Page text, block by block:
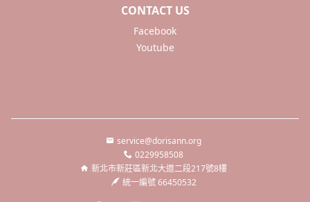
CONTACT US
Facebook
Youtube
service@dorisann.org
0229958508
新北市新莊區新北大道二段217號8樓
統一編號 66450532